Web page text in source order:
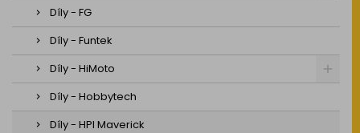
Díly - FG
Díly - Funtek
Díly - HiMoto
Díly - Hobbytech
Díly - HPI Maverick